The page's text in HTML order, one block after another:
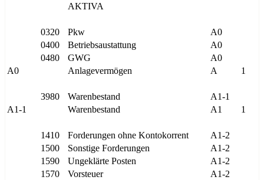
AKTIVA
0320 Pkw
A0
0400
Betriebsaustattung
A0
0480
GWG
A0
A0
Anlagevermögen A 1
3980 Warenbestand
A1-1
A1-1
Warenbestand A1 1
1410 Forderungen ohne Kontokorrent
A1-2
1500
Sonstige Forderungen
A1-2
1590
Ungeklärte Posten
A1-2
1570
Vorsteuer
A1-2